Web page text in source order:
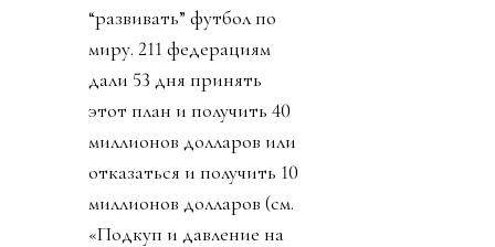
“развивать” футбол по
миру. 211 федерациям
дали 53 дня принять
этот план и получить 40
миллионов долларов или
отказаться и получить 10
миллионов долларов (см.
«Подкуп и давление на